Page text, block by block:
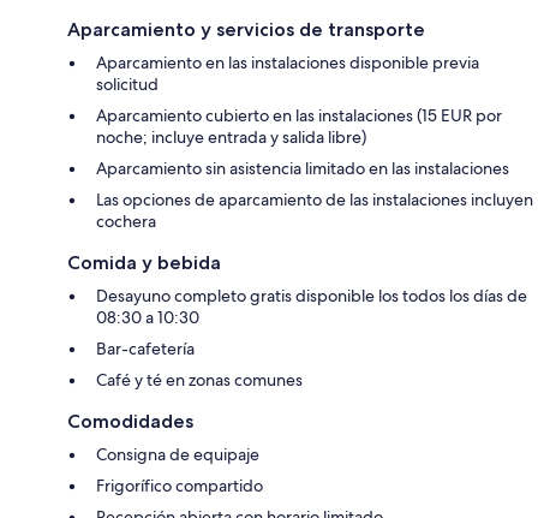
Aparcamiento y servicios de transporte
Aparcamiento en las instalaciones disponible previa
solicitud
Aparcamiento cubierto en las instalaciones (15 EUR por
noche; incluye entrada y salida libre)
Aparcamiento sin asistencia limitado en las instalaciones
Las opciones de aparcamiento de las instalaciones incluyen
cochera
Comida y bebida
Desayuno completo gratis disponible los todos los días de
08:30 a 10:30
Bar-cafetería
Café y té en zonas comunes
Comodidades
Consigna de equipaje
Frigorífico compartido